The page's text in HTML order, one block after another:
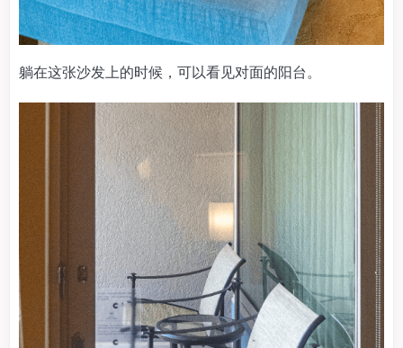
躺在这张沙发上的时候，可以看见对面的阳台。